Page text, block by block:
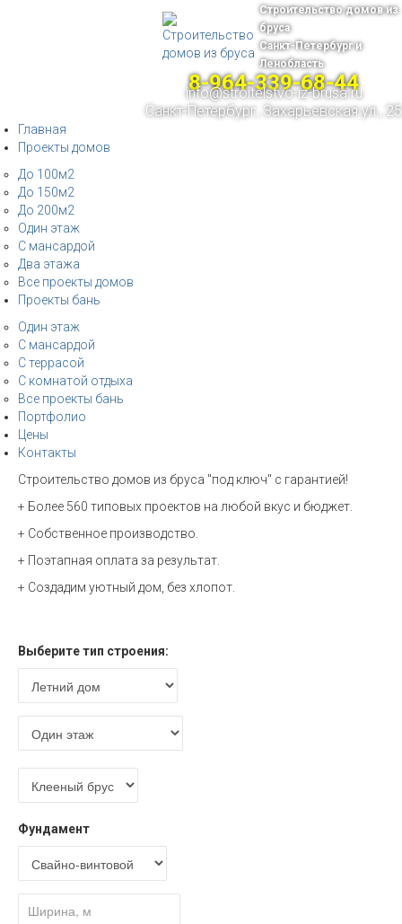
Строительство домов из
бруса
Санкт-Петербург и
Ленобласть
8-964-339-68-44
info@stroitelstvo-iz-brusa.ru
Санкт-Петербург, Захарьевская ул., 25
Главная
Проекты домов
До 100м2
До 150м2
До 200м2
Один этаж
С мансардой
Два этажа
Все проекты домов
Проекты бань
Один этаж
С мансардой
С террасой
С комнатой отдыха
Все проекты бань
Портфолио
Цены
Контакты
Строительство домов из бруса "под ключ" с гарантией!
+ Более 560 типовых проектов на любой вкус и бюджет.
+ Собственное производство.
+ Поэтапная оплата за результат.
+ Создадим уютный дом, без хлопот.
Выберите тип строения:
Фундамент